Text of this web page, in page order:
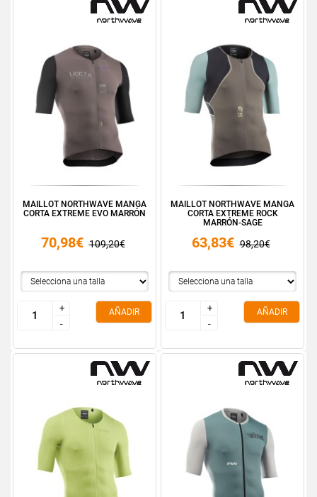
MAILLOT NORTHWAVE MANGA
CORTA EXTREME EVO MARRÓN
70,98€ 109,20€
+
-
+
-
AÑADIR
MAILLOT NORTHWAVE MANGA
CORTA EXTREME ROCK
MARRÓN-SAGE
63,83€ 98,20€
+
-
+
-
AÑADIR